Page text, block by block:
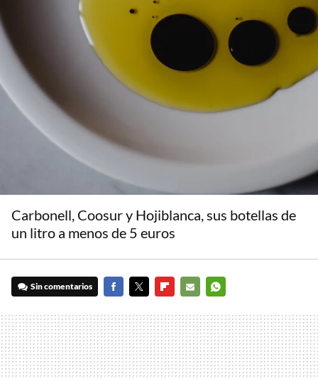
Carbonell, Coosur y Hojiblanca, sus botellas de
un litro a menos de 5 euros
Sin comentarios
MAIL